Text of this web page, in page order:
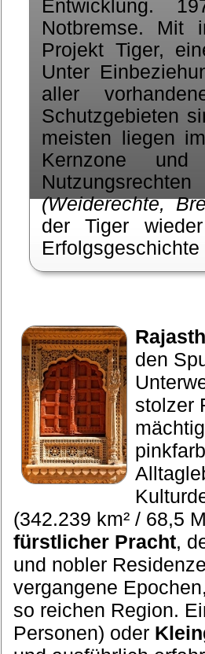
Entwicklung.
Notbremse. Mit
Projekt Tiger,
Unter
aller
Schutzgebieten
meisten liegen
Kernzone
(Weiderechte,
der Tiger
den
stolzer
(342.239 km² / 68,5
fürstlicher Pracht,
und nobler
vergangene
so reichen Region.
Personen) oder